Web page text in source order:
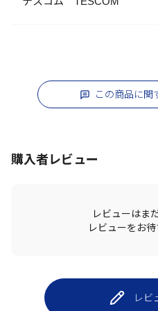
この商品に関
購入者レビュー
レビューはま
レビューをお待
レビ